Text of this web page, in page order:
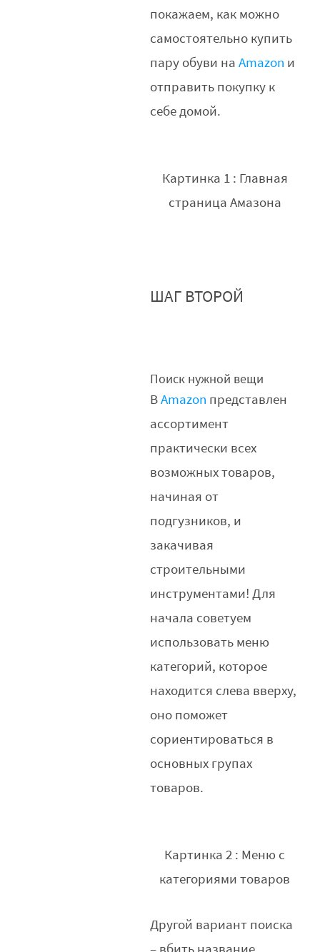
покажаем, как можно
самостоятельно купить
пару обуви наAmazon и
отправить покупку к
себе домой.
Картинка 1 : Главная
страница Амазона
ШАГ ВТОРОЙ
Поиск нужной вещи
ВAmazon представлен
ассортимент
практически всех
возможных товаров,
начиная от
подгузников, и
закачивая
строительными
инструментами! Для
начала советуем
использовать меню
категорий, которое
находится слева вверху,
оно поможет
сориентироваться в
основных групах
товаров.
Картинка 2 : Меню с
категориями товаров
Другой вариант поиска